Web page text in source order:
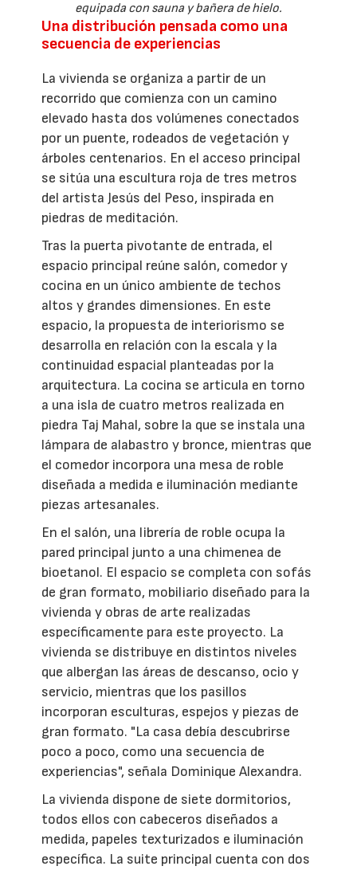
equipada con sauna y bañera de hielo.
Una distribución pensada como una
secuencia de experiencias
La vivienda se organiza a partir de un
recorrido que comienza con un camino
elevado hasta dos volúmenes conectados
por un puente, rodeados de vegetación y
árboles centenarios. En el acceso principal
se sitúa una escultura roja de tres metros
del artista Jesús del Peso, inspirada en
piedras de meditación.
Tras la puerta pivotante de entrada, el
espacio principal reúne salón, comedor y
cocina en un único ambiente de techos
altos y grandes dimensiones. En este
espacio, la propuesta de interiorismo se
desarrolla en relación con la escala y la
continuidad espacial planteadas por la
arquitectura. La cocina se articula en torno
a una isla de cuatro metros realizada en
piedra Taj Mahal, sobre la que se instala una
lámpara de alabastro y bronce, mientras que
el comedor incorpora una mesa de roble
diseñada a medida e iluminación mediante
piezas artesanales.
En el salón, una librería de roble ocupa la
pared principal junto a una chimenea de
bioetanol. El espacio se completa con sofás
de gran formato, mobiliario diseñado para la
vivienda y obras de arte realizadas
específicamente para este proyecto. La
vivienda se distribuye en distintos niveles
que albergan las áreas de descanso, ocio y
servicio, mientras que los pasillos
incorporan esculturas, espejos y piezas de
gran formato. "La casa debía descubrirse
poco a poco, como una secuencia de
experiencias", señala Dominique Alexandra.
La vivienda dispone de siete dormitorios,
todos ellos con cabeceros diseñados a
medida, papeles texturizados e iluminación
específica. La suite principal cuenta con dos